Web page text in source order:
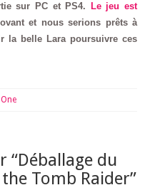
sur PC et PS4.
Le jeu est
et nous serions prêts à
la belle Lara poursuivre ces
“Déballage du
Tomb Raider”